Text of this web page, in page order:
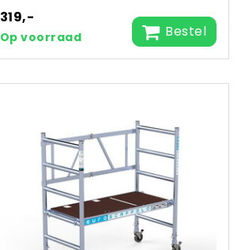
319,-
Op voorraad Bestel